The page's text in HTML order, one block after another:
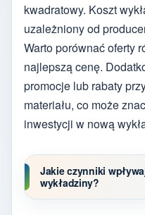
kwadratowy. Koszt
uzależniony od
Warto porównać oferty
najlepszą cenę.
promocje lub rabaty
materiału, co może
inwestycji w nową
Jakie czynniki
wykładziny?